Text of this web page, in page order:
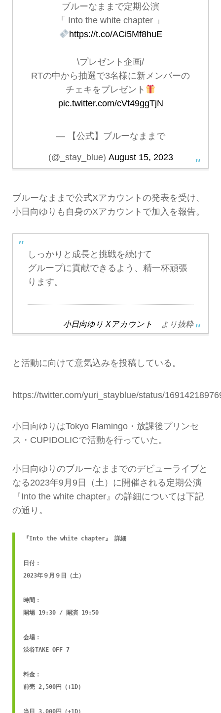
ブルーなままで定期公演
「 Into the white chapter 」
https://t.co/ACi5Mf8huE
\プレゼント企画/
RTの中から抽選で3名様に新メンバーの
チェキをプレゼント
pic.twitter.com/cVt49ggTjN
— 【公式】ブルーなままで
(@_stay_blue) August 15, 2023
ブルーなままで公式Xアカウントの発表を受け、
小日向ゆりも自身のXアカウントで加入を報告。
しっかりと成長と挑戦を続けて
グループに貢献できるよう、精一杯頑張
ります。
小日向ゆり Xアカウント より抜粋
と活動に向けて意気込みを投稿している。
https://twitter.com/yuri_stayblue/status/
小日向ゆりはTokyo Flamingo・放課後プリンセ
ス・CUPIDOLICで活動を行っていた。
小日向ゆりのブルーなままでのデビューライブと
なる2023年9月9日（土）に開催される定期公演
『Into the white chapter』の詳細については下記
の通り。
『Into the white chapter』 詳細
日付：
2023年９月９日（土）
時間：
開場 19:30 / 開演 19:50
会場：
渋谷TAKE OFF 7
料金：
前売 2,500円（+1D）
当日 3,000円（+1D）